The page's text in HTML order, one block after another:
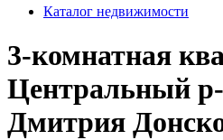
Каталог недвижимости
3-комнатная
Центральный
Дмитрия